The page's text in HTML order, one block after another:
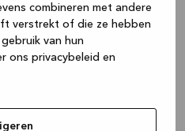
combineren met andere
verstrekt of die ze hebben
van hun
ons privacybeleid en
the browser console for more